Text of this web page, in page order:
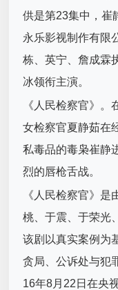
供是第23集中，崔
永乐影视制作有限
栋、英宁、詹成霖
冰领衔主演。
《人民检察官》。
女检察官夏静茹在
私毒品的毒枭崔静
烈的唇枪舌战。
《人民检察官》
桃、于震、于荣光
该剧以真实案例为
贪局、公诉处与犯
16年8月22日在央